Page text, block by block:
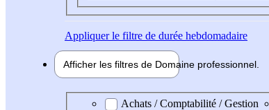
Appliquerle filtre de durée hebdomadaire
Afficher les filtres de Domaine professionnel
Domaine professionel
Achats / Comptabilité / Gestion